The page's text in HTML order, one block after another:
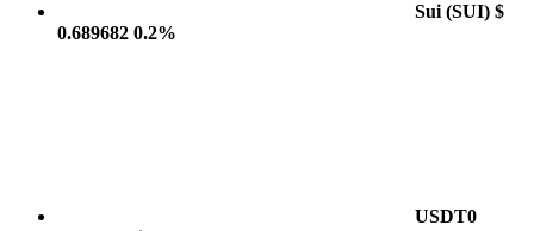
Sui (SUI) $
0.689682 0.2%
USDT0